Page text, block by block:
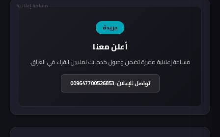
مساحة إعلانية
جريدة
أعلن معنا
مساحة إعلانية مميزة تضمن وصول خدماتك لملايين القراء في العراق.
تواصل للإعلان: 009647700526853